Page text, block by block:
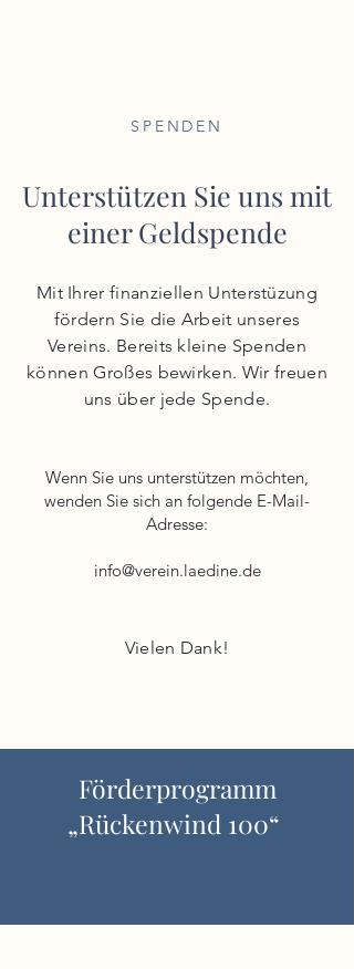
SPENDEN
Unterstützen Sie uns mit
einer Geldspende
Mit Ihrer finanziellen Unterstüzung
fördern Sie die Arbeit unseres
Vereins. Bereits kleine Spenden
können Großes bewirken. Wir freuen
uns über jede Spende.
Wenn Sie uns unterstützen möchten,
wenden Sie sich an folgende E-Mail-
Adresse:
info@verein.laedine.de
Vielen Dank!
Förderprogramm
„Rückenwind 100“